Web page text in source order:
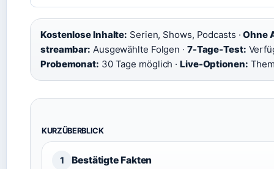
Kostenlose Inhalte: Serien, Shows, Podcasts ·Ohne
streambar: Ausgewählte Folgen · 7-Tage-Test:
Probemonat: 30 Tage möglich ·Live-Optionen:
KURZÜBERBLICK
1 Bestätigte Fakten